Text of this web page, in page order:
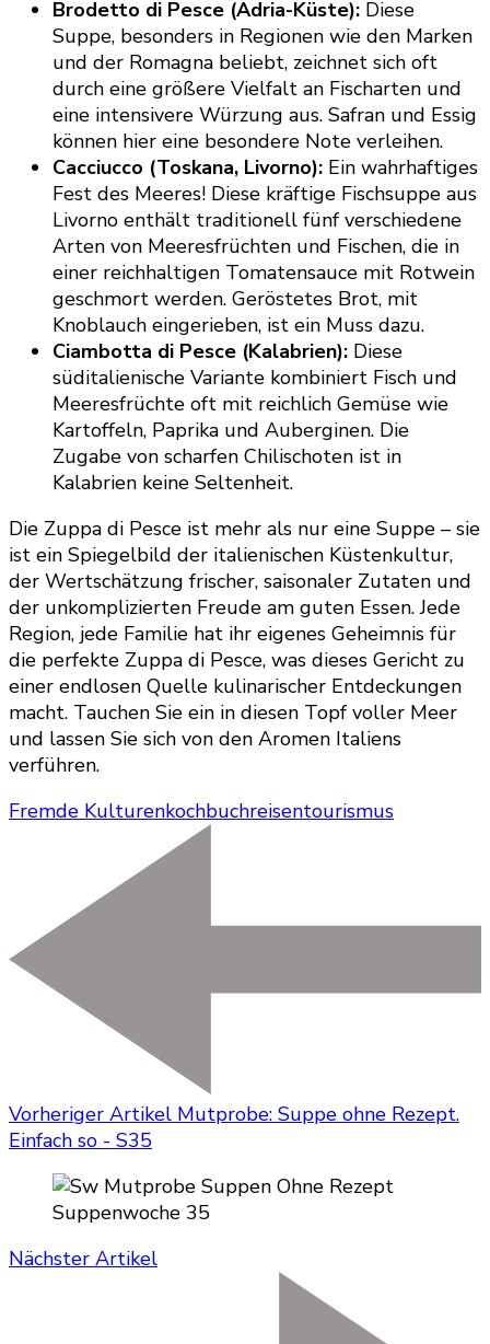
Brodetto di Pesce (Adria-Küste): Diese
Suppe, besonders in Regionen wie den Marken
und der Romagna beliebt, zeichnet sich oft
durch eine größere Vielfalt an Fischarten und
eine intensivere Würzung aus. Safran und Essig
können hier eine besondere Note verleihen.
Cacciucco (Toskana, Livorno): Ein wahrhaftiges
Fest des Meeres! Diese kräftige Fischsuppe aus
Livorno enthält traditionell fünf verschiedene
Arten von Meeresfrüchten und Fischen, die in
einer reichhaltigen Tomatensauce mit Rotwein
geschmort werden. Geröstetes Brot, mit
Knoblauch eingerieben, ist ein Muss dazu.
Ciambotta di Pesce (Kalabrien): Diese
süditalienische Variante kombiniert Fisch und
Meeresfrüchte oft mit reichlich Gemüse wie
Kartoffeln, Paprika und Auberginen. Die
Zugabe von scharfen Chilischoten ist in
Kalabrien keine Seltenheit.
Die Zuppa di Pesce ist mehr als nur eine Suppe – sie
ist ein Spiegelbild der italienischen Küstenkultur,
der Wertschätzung frischer, saisonaler Zutaten und
der unkomplizierten Freude am guten Essen. Jede
Region, jede Familie hat ihr eigenes Geheimnis für
die perfekte Zuppa di Pesce, was dieses Gericht zu
einer endlosen Quelle kulinarischer Entdeckungen
macht. Tauchen Sie ein in diesen Topf voller Meer
und lassen Sie sich von den Aromen Italiens
verführen.
Fremde Kulturenkochbuchreisentourismus
Vorheriger Artikel Mutprobe: Suppe ohne Rezept.
Einfach so - S35
Nächster Artikel